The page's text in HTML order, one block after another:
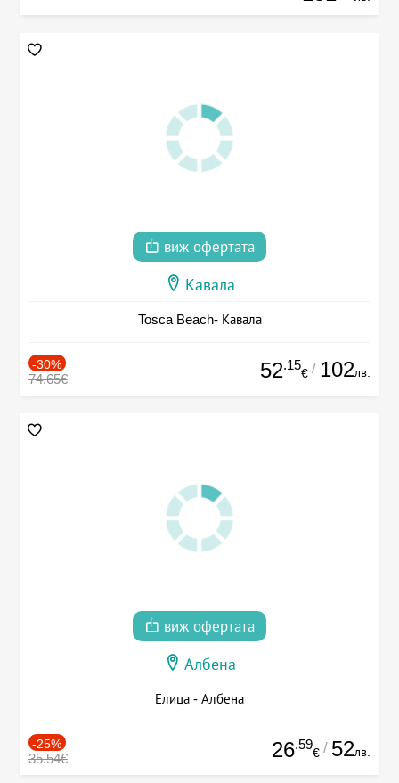
виж офертата
Кавала
Tosca Beach- Кавала
-30%
74.65€ 52.15
€ / 102лв.
виж офертата
Албена
Елица - Албена
-25%
35.54€ 26.59
€ / 52лв.